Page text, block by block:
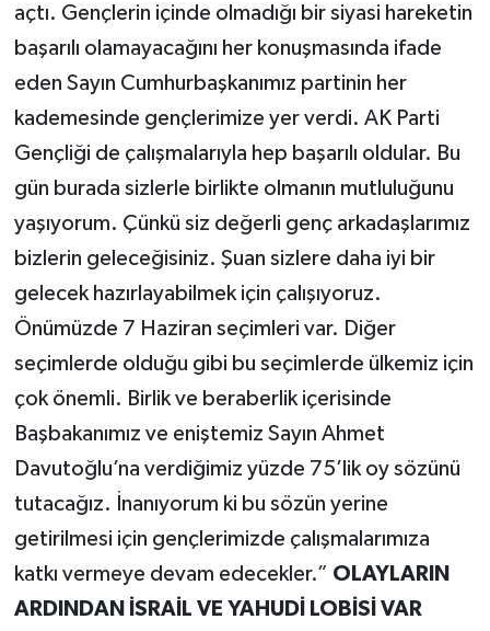
açtı. Gençlerin içinde olmadığı bir siyasi hareketin
başarılı olamayacağını her konuşmasında ifade
eden Sayın Cumhurbaşkanımız partinin her
kademesinde gençlerimize yer verdi. AK Parti
Gençliği de çalışmalarıyla hep başarılı oldular. Bu
gün burada sizlerle birlikte olmanın mutluluğunu
yaşıyorum. Çünkü siz değerli genç arkadaşlarımız
bizlerin geleceğisiniz. Şuan sizlere daha iyi bir
gelecek hazırlayabilmek için çalışıyoruz.
Önümüzde 7 Haziran seçimleri var. Diğer
seçimlerde olduğu gibi bu seçimlerde ülkemiz için
çok önemli. Birlik ve beraberlik içerisinde
Başbakanımız ve eniştemiz Sayın Ahmet
Davutoğlu’na verdiğimiz yüzde 75’lik oy sözünü
tutacağız. İnanıyorum ki bu sözün yerine
getirilmesi için gençlerimizde çalışmalarımıza
katkı vermeye devam edecekler.” OLAYLARIN
ARDINDAN İSRAİL VE YAHUDİ LOBİSİ VAR